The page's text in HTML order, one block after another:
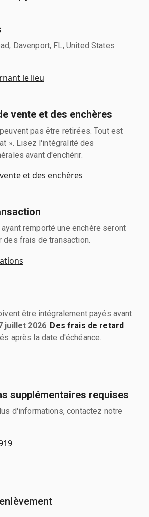
Davenport, FL, United States
le lieu
vente et des enchères
pas être retirées. Tout est
». Lisez l'intégralité des
avant d'enchérir.
et des enchères
remporté une enchère seront
des frais de transaction.
être intégralement payés avant
juillet 2026 Des frais de retard
après la date d'échéance.
supplémentaires requises
d'informations, contactez notre